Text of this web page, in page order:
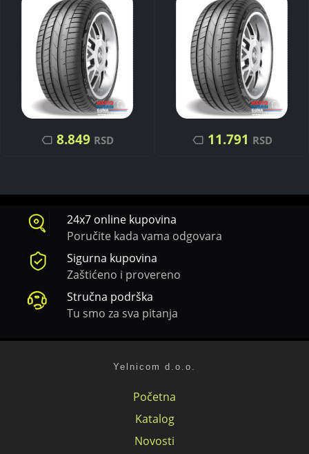
84W
8.849 RSD 11.791 RSD
24x7 online kupovina
Poručite kada vama odgovara
Sigurna kupovina
Zaštićeno i provereno
Stručna podrška
Tu smo za sva pitanja
Yelnicom d.o.o.
Početna
Katalog
Novosti